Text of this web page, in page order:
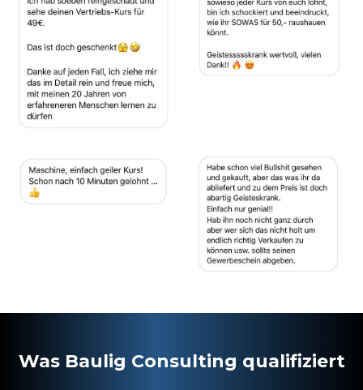
Was Baulig Consulting qualifiziert